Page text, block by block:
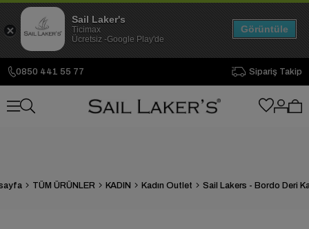
0850 441 55 77 Sipariş Takip
TÜM ÜRÜNLER KADIN Kadın Outlet
Sail Laker's
Ticimax
Ücretsiz -Google Play'de
Görüntüle